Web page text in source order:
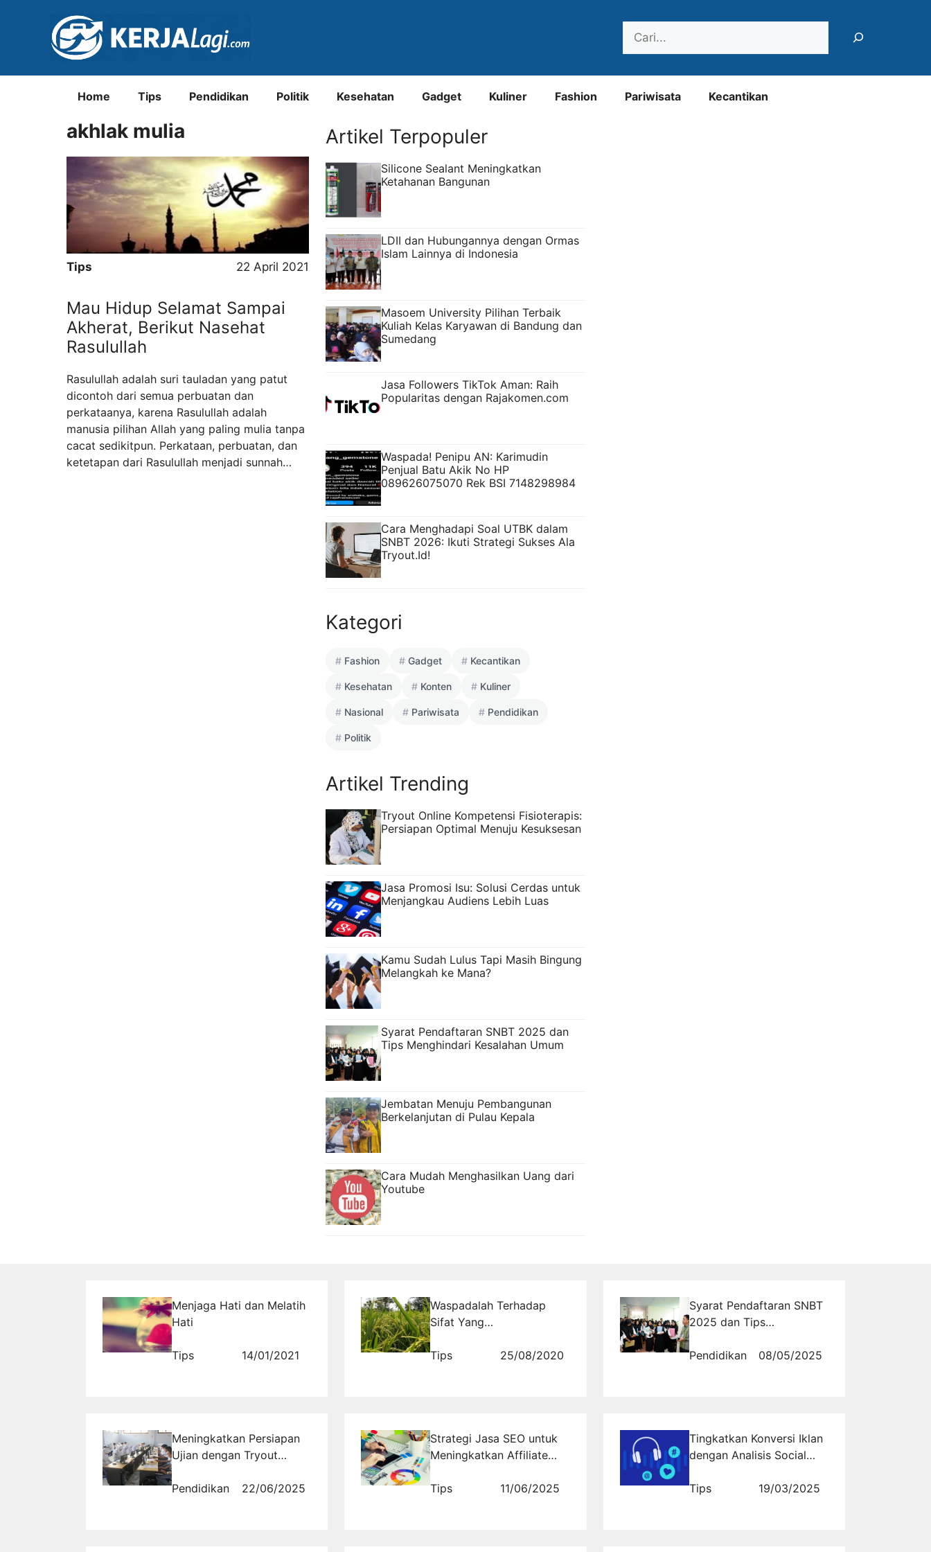
Home Tips Pendidikan Politik Kesehatan Gadget Kuliner Fashion Pariwisata Kecantikan
akhlak mulia
Tips 22 April 2021
Mau Hidup Selamat Sampai
Akherat, Berikut Nasehat
Rasulullah
Rasulullah adalah suri tauladan yang patut
dicontoh dari semua perbuatan dan
perkataanya, karena Rasulullah adalah
manusia pilihan Allah yang paling mulia tanpa
cacat sedikitpun. Perkataan, perbuatan, dan
ketetapan dari Rasulullah menjadi sunnah
Artikel Terpopuler
Silicone Sealant Meningkatkan
Ketahanan Bangunan
LDII dan Hubungannya dengan Ormas
Islam Lainnya di Indonesia
Masoem University Pilihan Terbaik
Kuliah Kelas Karyawan di Bandung dan
Sumedang
Jasa Followers TikTok Aman: Raih
Popularitas dengan Rajakomen.com
Waspada! Penipu AN: Karimudin
Penjual Batu Akik No HP
089626075070 Rek BSI 7148298984
Cara Menghadapi Soal UTBK dalam
SNBT 2026: Ikuti Strategi Sukses Ala
Tryout.Id!
Kategori
Fashion Gadget Kecantikan
Kesehatan Konten Kuliner
Nasional Pariwisata Pendidikan
Politik
Artikel Trending
Tryout Online Kompetensi Fisioterapis:
Persiapan Optimal Menuju Kesuksesan
Jasa Promosi Isu: Solusi Cerdas untuk
Menjangkau Audiens Lebih Luas
Kamu Sudah Lulus Tapi Masih Bingung
Melangkah ke Mana?
Syarat Pendaftaran SNBT 2025 dan
Tips Menghindari Kesalahan Umum
Jembatan Menuju Pembangunan
Berkelanjutan di Pulau Kepala
Cara Mudah Menghasilkan Uang dari
Youtube
Menjaga Hati dan Melatih
Hati
Tips 14/01/2021
Waspadalah Terhadap
Sifat Yang
Tips
25/08/2020
Syarat Pendaftaran SNBT
2025 dan Tips
Menghindari Kesalahan
Umum
Pendidikan 08/05/2025
Meningkatkan Persiapan
Ujian dengan Tryout
Pendidikan
22/06/2025
Strategi Jasa SEO untuk
Meningkatkan Affiliate
Website Bisnis Affiliasi
Tips 11/06/2025
Tingkatkan Konversi Iklan
dengan Analisis Social
Tips
19/03/2025